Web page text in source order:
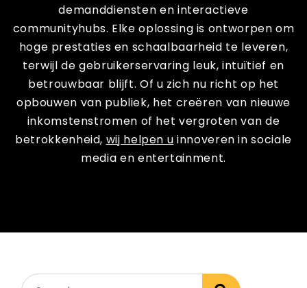
demanddiensten en interactieve
communityhubs. Elke oplossing is ontworpen om
hoge prestaties en schaalbaarheid te leveren,
terwijl de gebruikerservaring leuk, intuïtief en
betrouwbaar blijft. Of u zich nu richt op het
opbouwen van publiek, het creëren van nieuwe
inkomstenstromen of het vergroten van de
betrokkenheid, wij helpen u innoveren in sociale
media en entertainment.